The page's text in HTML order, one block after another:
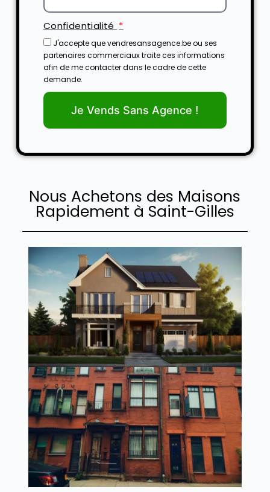
Confidentialité
J'accepte que vendresansagence.be ou ses
partenaires commerciaux traite ces informations
afin de me contacter dans le cadre de cette
demande.
Je Vends Sans Agence !
Nous Achetons des Maisons
Rapidement à Saint-Gilles